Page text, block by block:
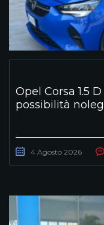
Opel Corsa 1.5
possibilità
4 Agosto 2026